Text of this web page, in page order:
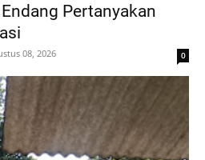
Pertanyakan
08, 2026 0